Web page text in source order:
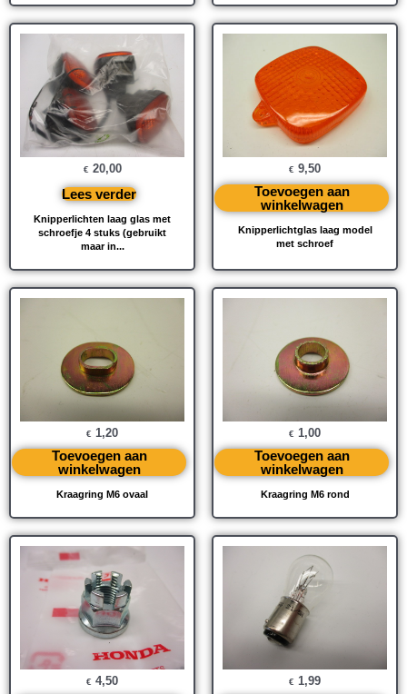
Knipperlichten laag glas met
schroefje 4 stuks (gebruikt
maar in...
€ 20,00
Lees verder
Knipperlichtglas laag model
met schroef
€ 9,50
Toevoegen aan
winkelwagen
Kraagring M6 ovaal
€ 1,20
Toevoegen aan
winkelwagen
Kraagring M6 rond
€ 1,00
Toevoegen aan
winkelwagen
€ 4,50 € 1,99